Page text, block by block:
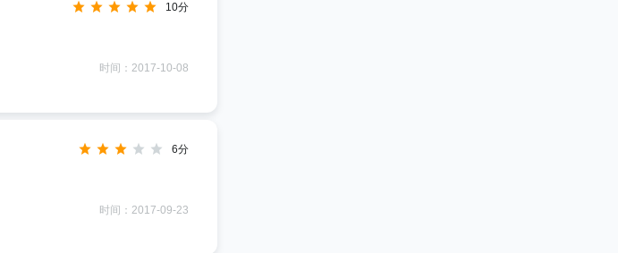
10分
时间：2017-10-08
6分
时间：2017-09-23